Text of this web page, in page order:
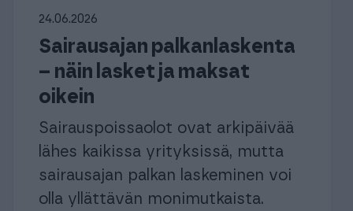
Yrityksille
ja
Yrityksille
24.06.2026
Sairausajan palkanlaskenta
– näin lasket ja maksat
oikein
Sairauspoissaolot ovat arkipäivää
lähes kaikissa yrityksissä, mutta
sairausajan palkan laskeminen voi
olla yllättävän monimutkaista.